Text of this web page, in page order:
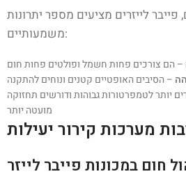
פייבר לייזרים מציעים מספר יתרונות
משמעותיים:
– הם צורכים פחות חשמל ופולטים פחות חום
– הסיבים האופטיים קטנים ונוחים להתקנה
יותר לטמפרטורות גבוהות ודורשים תחזוקה
מועטה יותר
מערכות קירור יעילות
חום במכונות פייבר לייזר